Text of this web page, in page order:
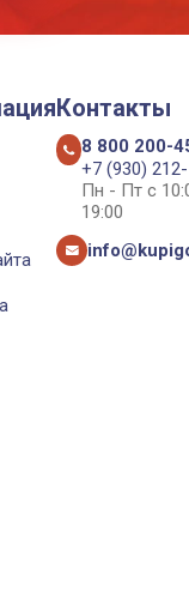
Контакты
8 800 200-
+7 (930)
Пн - Пт с
19:00